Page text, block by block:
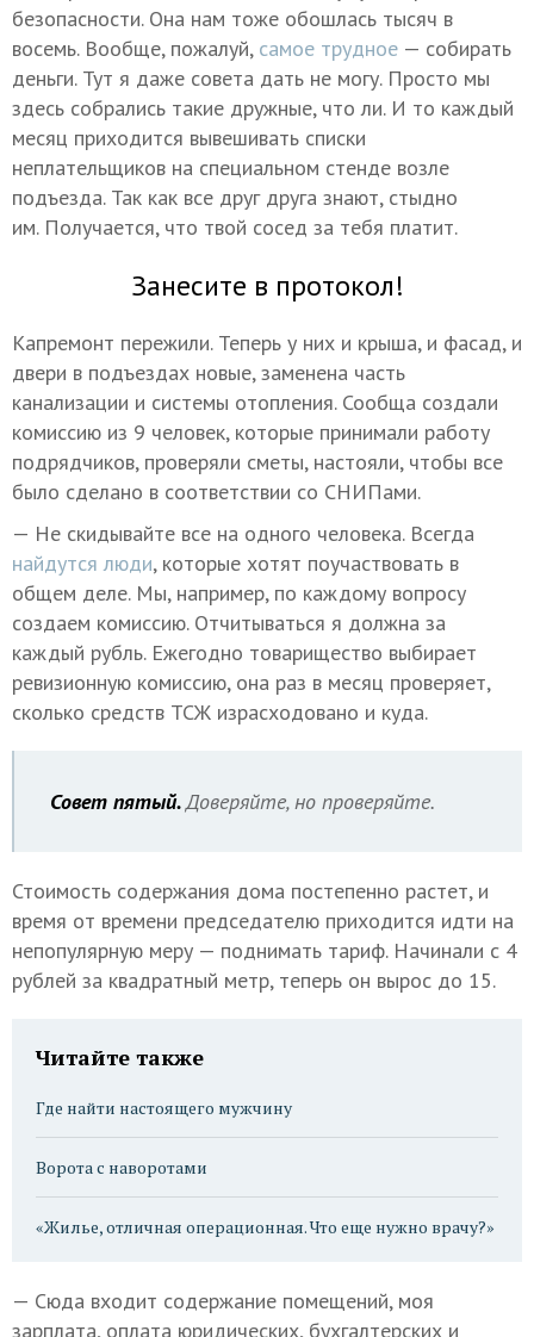
безопасности. Она нам тоже обошлась тысяч в
восемь. Вообще, пожалуй, самое трудное — собирать
деньги. Тут я даже совета дать не могу. Просто мы
здесь собрались такие дружные, что ли. И то каждый
месяц приходится вывешивать списки
неплательщиков на специальном стенде возле
подъезда. Так как все друг друга знают, стыдно
им. Получается, что твой сосед за тебя платит.
Занесите в протокол!
Капремонт пережили. Теперь у них и крыша, и фасад, и
двери в подъездах новые, заменена часть
канализации и системы отопления. Сообща создали
комиссию из 9 человек, которые принимали работу
подрядчиков, проверяли сметы, настояли, чтобы все
было сделано в соответствии со СНИПами.
— Не скидывайте все на одного человека. Всегда
найдутся люди, которые хотят поучаствовать в
общем деле. Мы, например, по каждому вопросу
создаем комиссию. Отчитываться я должна за
каждый рубль. Ежегодно товарищество выбирает
ревизионную комиссию, она раз в месяц проверяет,
сколько средств ТСЖ израсходовано и куда.
Совет пятый.Доверяйте, но проверяйте.
Стоимость содержания дома постепенно растет, и
время от времени председателю приходится идти на
непопулярную меру — поднимать тариф. Начинали с 4
рублей за квадратный метр, теперь он вырос до 15.
Читайте также
Где найти настоящего мужчину
Ворота с наворотами
«Жилье, отличная операционная. Что еще нужно врачу?»
— Сюда входит содержание помещений, моя
зарплата, оплата юридических, бухгалтерских и